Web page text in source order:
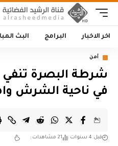
اخر الاخبار البرامج البث
أمن
شرطة البصرة تنفي
في ناحية الشرش
قبل 4 سنوات 21 مشاهدات